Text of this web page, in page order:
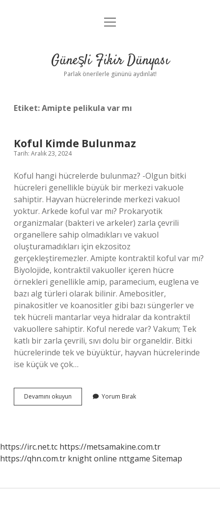
Anasayfa
Yasal Uyarı
menüyü
Güneşli Fikir Dünyası
Parlak önerilerle gününü aydınlat!
Etiket:Amipte pelikula var mı
Koful Kimde Bulunmaz
Tarih: Aralık 23, 2024
Koful hangi hücrelerde bulunmaz? -Olgun bitki
hücreleri genellikle büyük bir merkezi vakuole
sahiptir. Hayvan hücrelerinde merkezi vakuol
yoktur. Arkede koful var mı? Prokaryotik
organizmalar (bakteri ve arkeler) zarla çevrili
organellere sahip olmadıkları ve vakuol
oluşturamadıkları için ekzositoz
gerçekleştiremezler. Amipte kontraktil koful var mı?
Biyolojide, kontraktil vakuoller içeren hücre
örnekleri genellikle amip, paramecium, euglena ve
bazı alg türleri olarak bilinir. Amebositler,
pinakositler ve koanositler gibi bazı süngerler ve
tek hücreli mantarlar veya hidralar da kontraktil
vakuollere sahiptir. Koful nerede var? Vakum; Tek
katlı bir zarla çevrili, sıvı dolu bir organeldir. Bitki
hücrelerinde tek ve büyüktür, hayvan hücrelerinde
ise küçük ve çok…
Devamını okuyun
Kimde
Yorum Bırak
https://irc.net.tc https://metsamakine.com.tr
https://qhn.com.tr knight online nttgame Sitemap